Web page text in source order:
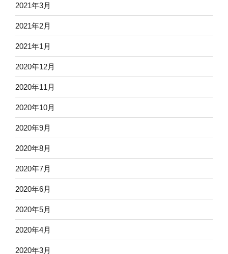
2021年3月
2021年2月
2021年1月
2020年12月
2020年11月
2020年10月
2020年9月
2020年8月
2020年7月
2020年6月
2020年5月
2020年4月
2020年3月